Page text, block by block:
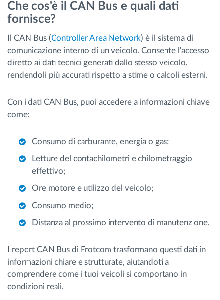
Che cos'è il CAN Bus e quali dati
fornisce?
Il CAN Bus (Controller Area Network) è il sistema di
comunicazione interno di un veicolo. Consente l'accesso
diretto ai dati tecnici generati dallo stesso veicolo,
rendendoli più accurati rispetto a stime o calcoli esterni.
Con i dati CAN Bus, puoi accedere a informazioni chiave
come:
Consumo di carburante, energia o gas;
Letture del contachilometri e chilometraggio
effettivo;
Ore motore e utilizzo del veicolo;
Consumo medio;
Distanza al prossimo intervento di manutenzione.
I report CAN Bus di Frotcom trasformano questi dati in
informazioni chiare e strutturate, aiutandoti a
comprendere come i tuoi veicoli si comportano in
condizioni reali.